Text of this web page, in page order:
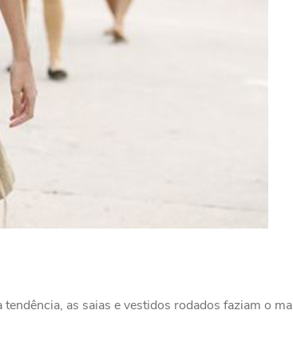
as saias e vestidos rodados faziam o